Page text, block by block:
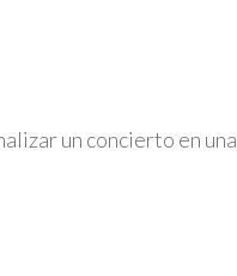
un concierto en una